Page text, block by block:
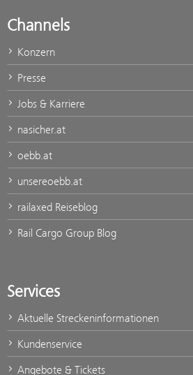
Channels
Konzern
Presse
Jobs & Karriere
nasicher.at
oebb.at
unsereoebb.at
railaxed Reiseblog
Rail Cargo Group Blog
Services
Aktuelle Streckeninformationen
Kundenservice
Angebote & Tickets